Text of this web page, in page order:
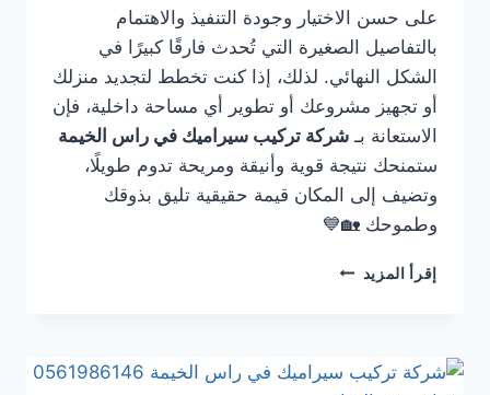
على حسن الاختيار وجودة التنفيذ والاهتمام
بالتفاصيل الصغيرة التي تُحدث فارقًا كبيرًا في
الشكل النهائي. لذلك، إذا كنت تخطط لتجديد منزلك
أو تجهيز مشروعك أو تطوير أي مساحة داخلية، فإن
الاستعانة بـ شركة تركيب سيراميك في راس الخيمة
ستمنحك نتيجة قوية وأنيقة ومريحة تدوم طويلًا،
وتضيف إلى المكان قيمة حقيقية تليق بذوقك
وطموحك 🏡💙
إقرأ المزيد شركة
الخيمة